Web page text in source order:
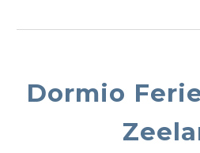
Dormio